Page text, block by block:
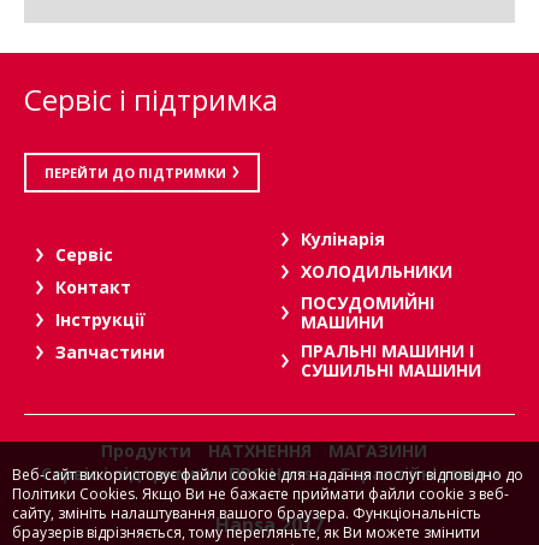
Сервіс і підтримка
ПЕРЕЙТИ ДО ПІДТРИМКИ
Сервіс
Контакт
Інструкції
Запчастини
Кулінарія
ХОЛОДИЛЬНИКИ
ПОСУДОМИЙНІ
МАШИНИ
ПРАЛЬНІ МАШИНИ І
СУШИЛЬНІ МАШИНИ
Продукти НАТХНЕННЯ
МАГАЗИНИ
Сервіс і підтримка
ПРО Hansa Гарантійні умови
Hansa 2017
Веб-сайт використовує файли cookie для надання послуг відповідно до
Політики Cookies. Якщо Ви не бажаєте приймати файли cookie з веб-
сайту, змініть налаштування вашого браузера. Функціональність
браузерів відрізняється, тому перегляньте, як Ви можете змінити